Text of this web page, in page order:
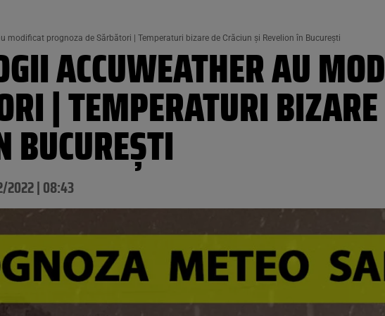
modificat prognoza de Sărbători | Temperaturi bizare de Crăciun și Revelion în București
ACCUWEATHER AU
| TEMPERATURI
BUCUREȘTI
2022 | 08:43